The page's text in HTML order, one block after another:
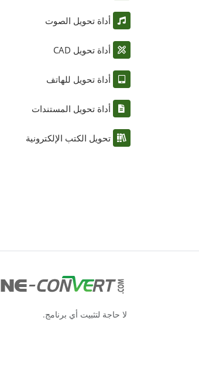
أداة تحويل الصوت
أداة تحويل CAD
أداة تحويل للهاتف
أداة تحويل المستندات
تحويل الكتب الإلكترونية
لا حاجة لتثبيت أي برنامج.